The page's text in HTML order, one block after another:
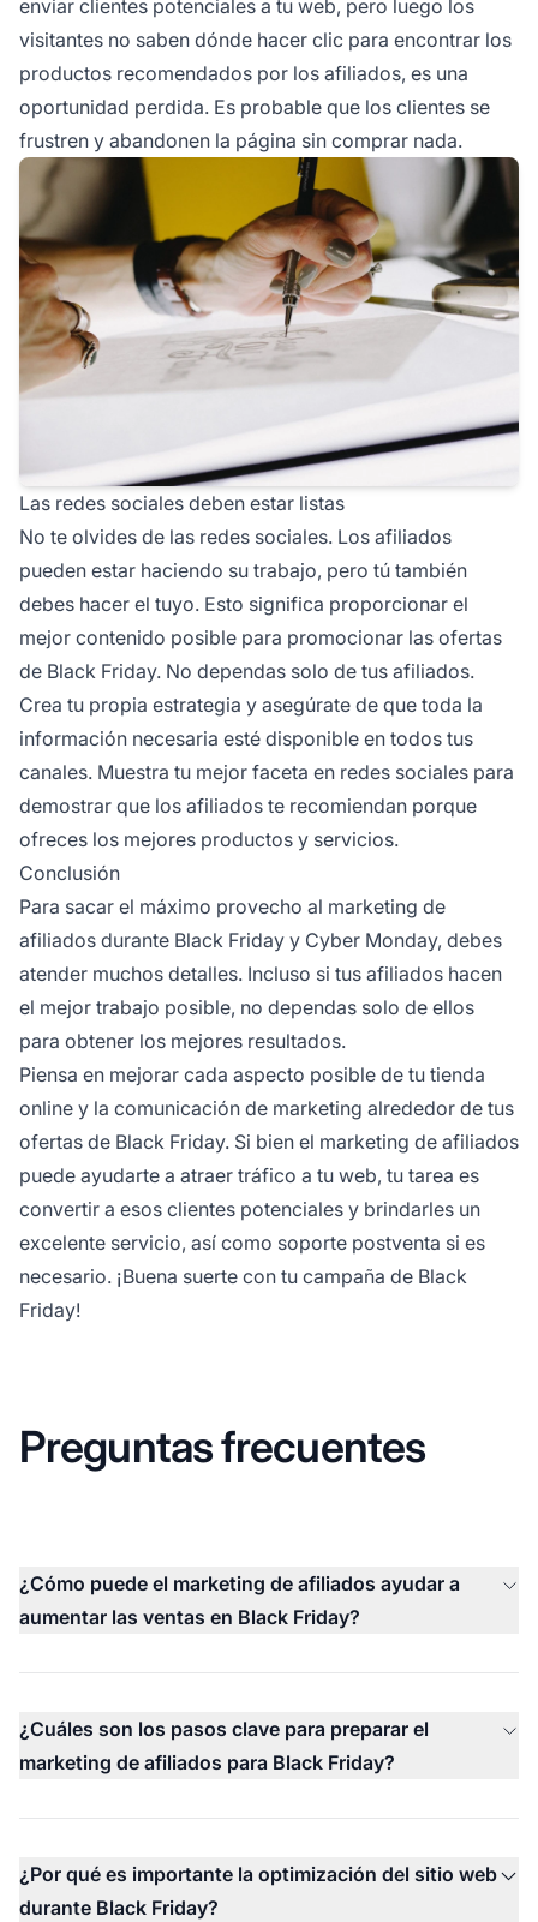
enviar clientes potenciales a tu web, pero luego los
visitantes no saben dónde hacer clic para encontrar los
productos recomendados por los afiliados, es una
oportunidad perdida. Es probable que los clientes se
frustren y abandonen la página sin comprar nada.
Las redes sociales deben estar listas
No te olvides de las redes sociales. Los afiliados
pueden estar haciendo su trabajo, pero tú también
debes hacer el tuyo. Esto significa proporcionar el
mejor contenido posible para promocionar las ofertas
de Black Friday. No dependas solo de tus afiliados.
Crea tu propia estrategia y asegúrate de que toda la
información necesaria esté disponible en todos tus
canales. Muestra tu mejor faceta en redes sociales para
demostrar que los afiliados te recomiendan porque
ofreces los mejores productos y servicios.
Conclusión
Para sacar el máximo provecho al marketing de
afiliados durante Black Friday y Cyber Monday, debes
atender muchos detalles. Incluso si tus afiliados hacen
el mejor trabajo posible, no dependas solo de ellos
para obtener los mejores resultados.
Piensa en mejorar cada aspecto posible de tu tienda
online y la comunicación de marketing alrededor de tus
ofertas de Black Friday. Si bien el marketing de afiliados
puede ayudarte a atraer tráfico a tu web, tu tarea es
convertir a esos clientes potenciales y brindarles un
excelente servicio, así como soporte postventa si es
necesario. ¡Buena suerte con tu campaña de Black
Friday!
Preguntas frecuentes
¿Cómo puede el marketing de afiliados ayudar a
aumentar las ventas en Black Friday?
¿Cuáles son los pasos clave para preparar el
marketing de afiliados para Black Friday?
¿Por qué es importante la optimización del sitio web
durante Black Friday?